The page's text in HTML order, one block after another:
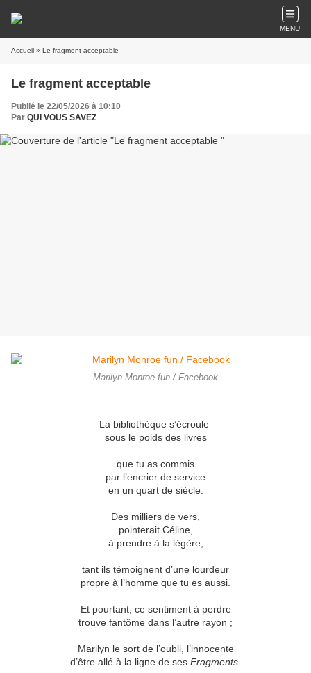
MENU
Accueil » Le fragment acceptable
Le fragment acceptable
Publié le 22/05/2026 à 10:10
Par QUI VOUS SAVEZ
Marilyn Monroe fun / Facebook
La bibliothèque s’écroule
sous le poids des livres
que tu as commis
par l’encrier de service
en un quart de siècle.
Des milliers de vers,
pointerait Céline,
à prendre à la légère,
tant ils témoignent d’une lourdeur
propre à l’homme que tu es aussi.
Et pourtant, ce sentiment à perdre
trouve fantôme dans l’autre rayon ;
Marilyn le sort de l’oubli, l’innocente
d’être allé à la ligne de ses Fragments